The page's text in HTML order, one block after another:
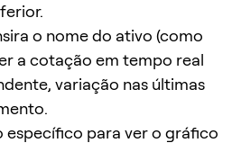
o nome do ativo (como
a cotação em tempo real
variação nas últimas
específico para ver o gráfico